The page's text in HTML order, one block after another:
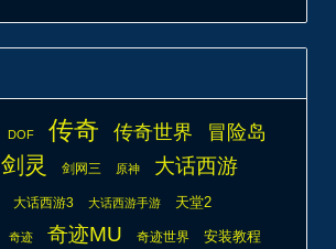
DOF 传奇 传奇世界 冒险岛
剑灵 剑网三 原神 大话西游
大话西游3 大话西游手游 天堂2
奇迹 奇迹MU 奇迹世界 安装教程